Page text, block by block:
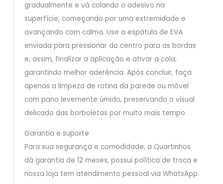
gradualmente e vá colando o adesivo na
superfície, começando por uma extremidade e
avançando com calma. Use a espátula de EVA
enviada para pressionar do centro para as bordas
e, assim, finalizar a aplicação e ativar a cola,
garantindo melhor aderência. Após concluir, faça
apenas a limpeza de rotina da parede ou móvel
com pano levemente úmido, preservando o visual
delicado das borboletas por muito mais tempo.
Garantia e suporte
Para sua segurança e comodidade, a Quartinhos
dá garantia de 12 meses, possui política de troca e
nossa loja tem atendimento pessoal via WhatsApp.